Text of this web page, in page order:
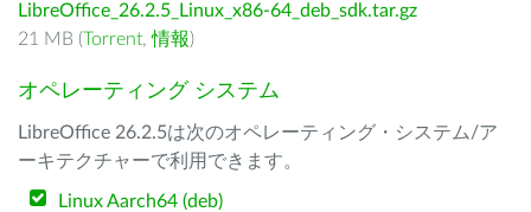
LibreOffice_26.2.5_Linux_x86-64_deb_sdk.tar.gz
21 MB (Torrent,情報)
オペレーティング システム
LibreOffice 26.2.5は次のオペレーティング・システム/ア
ーキテクチャーで利用できます。
Linux Aarch64 (deb)